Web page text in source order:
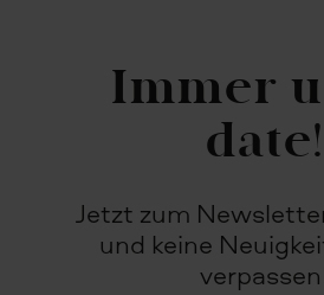
Immer
date!
Jetzt zum
und keine